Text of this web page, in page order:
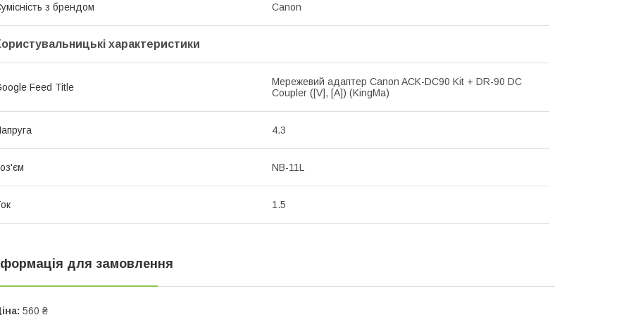
з брендом Canon
характеристики
Feed Title
Мережевий адаптер Canon ACK-DC90 Kit + DR-90 DC
Coupler ([V], [A]) (KingMa)
4.3
NB-11L
1.5
для замовлення
560 ₴